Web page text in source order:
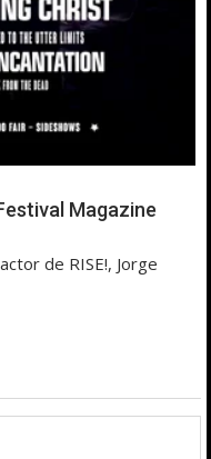
Magazine
de RISE!, Jorge